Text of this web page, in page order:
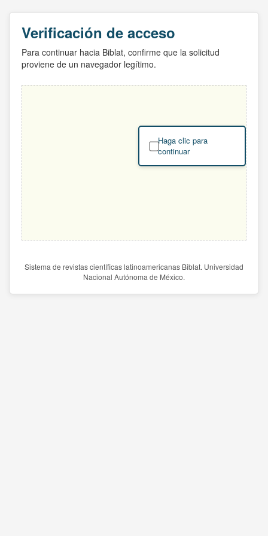
Verificación de acceso
Para continuar hacia Biblat, confirme que la solicitud
proviene de un navegador legítimo.
Haga clic para
continuar
Sistema de revistas científicas latinoamericanas Biblat. Universidad
Nacional Autónoma de México.